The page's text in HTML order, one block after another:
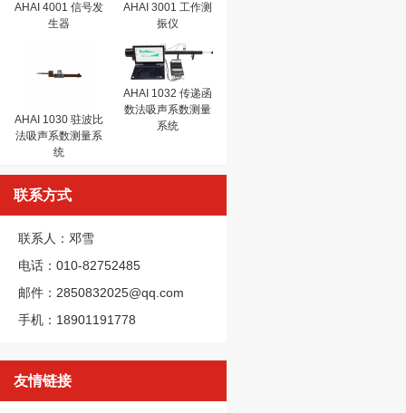
AHAI 4001 信号发
生器
AHAI 3001 工作测
振仪
AHAI 1030 驻波比
法吸声系数测量系
统
AHAI 1032 传递函
数法吸声系数测量
系统
联系方式
联系人：邓雪
电话：010-82752485
邮件：2850832025@qq.com
手机：18901191778
友情链接